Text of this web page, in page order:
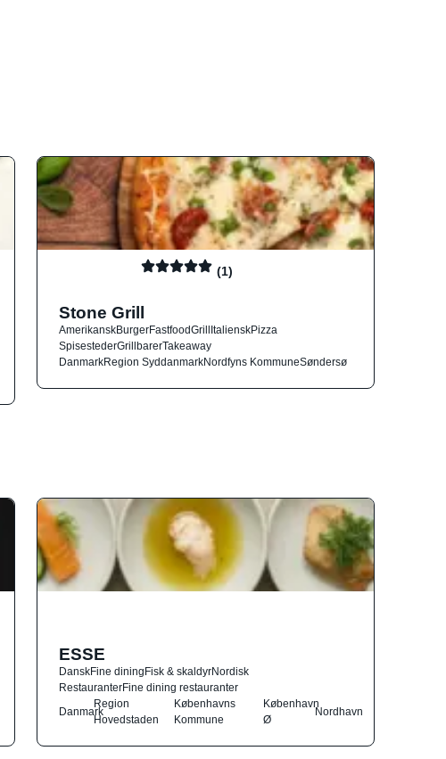
(1)
Stone Grill
AmerikanskBurgerFastfoodGrillItalienskPizza
SpisestederGrillbarerTakeaway
DanmarkRegion SyddanmarkNordfyns KommuneSøndersø
ESSE
DanskFine diningFisk & skaldyrNordisk
RestauranterFine dining restauranter
Danmark
Region
Hovedstaden
Københavns
Kommune
København
Ø
Nordhavn